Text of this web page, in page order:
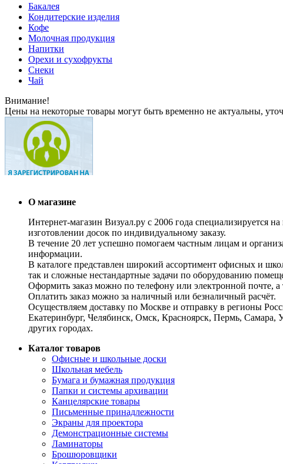
Бакалея
Кондитерские изделия
Кофе
Молочная продукция
Напитки
Орехи и сухофрукты
Снеки
Чай
Внимание!
Цены на некоторые товары могут быть временно не актуальны,
О магазине
Интернет-магазин Визуал.ру с 2006 года специализируется
изготовлении досок по индивидуальному заказу.
В течение 20 лет успешно помогаем частным лицам и
информации.
В каталоге представлен широкий ассортимент офисных и
так и сложные нестандартные задачи по оборудованию
Оформить заказ можно по телефону или электронной почте,
Оплатить заказ можно за наличный или безналичный расчёт.
Осуществляем доставку по Москве и отправку в регионы
Екатеринбург, Челябинск, Омск, Красноярск, Пермь,
других городах.
Каталог товаров
Офисные и школьные доски
Школьная мебель
Бумага и бумажная продукция
Папки и системы архивации
Канцелярские товары
Письменные принадлежности
Экраны для проектора
Демонстрационные системы
Ламинаторы
Брошюровщики